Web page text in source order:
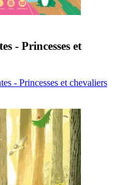
- Princesses et
- Princesses et chevaliers